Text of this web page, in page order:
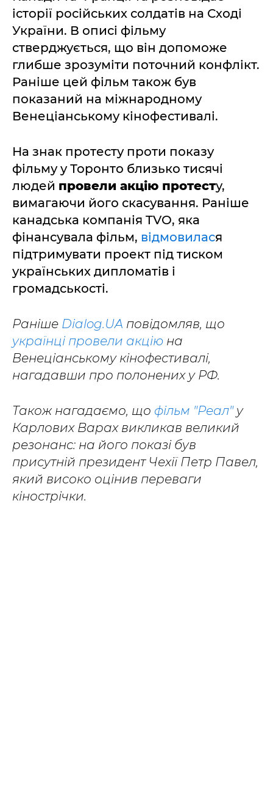
історії російських солдатів на Сході
України. В описі фільму
стверджується, що він допоможе
глибше зрозуміти поточний конфлікт.
Раніше цей фільм також був
показаний на міжнародному
Венеціанському кінофестивалі.
На знак протесту проти показу
фільму у Торонто близько тисячі
людей провели акцію протесту,
вимагаючи його скасування. Раніше
канадська компанія TVO, яка
фінансувала фільм, відмовилася
підтримувати проект під тиском
українських дипломатів і
громадськості.
Раніше Dialog.UA повідомляв, що
українці провели акцію на
Венеціанському кінофестивалі,
нагадавши про полонених у РФ.
Також нагадаємо, що фільм "Реал"у
Карлових Варах викликав великий
резонанс: на його показі був
присутній президент Чехії Петр Павел,
який високо оцінив переваги
кінострічки.